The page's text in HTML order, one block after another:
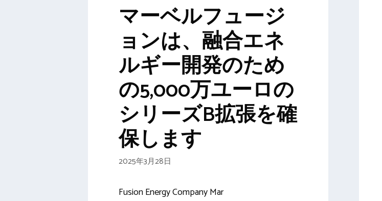
マーベルフュージ
ョンは、融合エネ
ルギー開発のため
の5,000万ユーロの
シリーズB拡張を確
保します
2025年3月28日
Fusion Energy Company Mar